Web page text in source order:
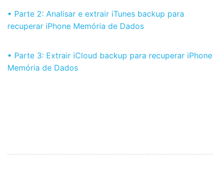
• Parte 2: Analisar e extrair iTunes backup para
recuperar iPhone Memória de Dados
• Parte 3: Extrair iCloud backup para recuperar iPhone
Memória de Dados